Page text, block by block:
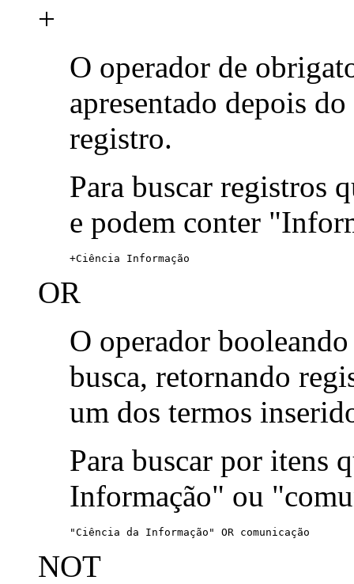
+
O operador de
apresentado depois
registro.
Para buscar registros
e podem conter
+Ciência Informação
OR
O operador
busca, retornando
um dos termos
Para buscar por itens
Informação" ou
"Ciência da Informação" OR comunicação
NOT